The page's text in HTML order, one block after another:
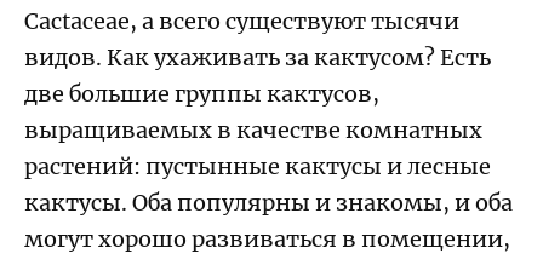
Cactaceae, а всего существуют тысячи
видов. Как ухаживать за кактусом? Есть
две большие группы кактусов,
выращиваемых в качестве комнатных
растений: пустынные кактусы и лесные
кактусы. Оба популярны и знакомы, и оба
могут хорошо развиваться в помещении,